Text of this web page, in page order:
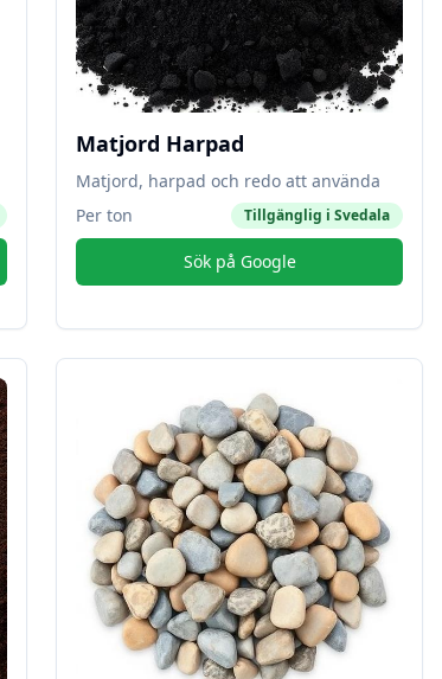
Matjord Harpad
Matjord, harpad och redo att använda
Per ton
Tillgänglig i Svedala
Sök på Google